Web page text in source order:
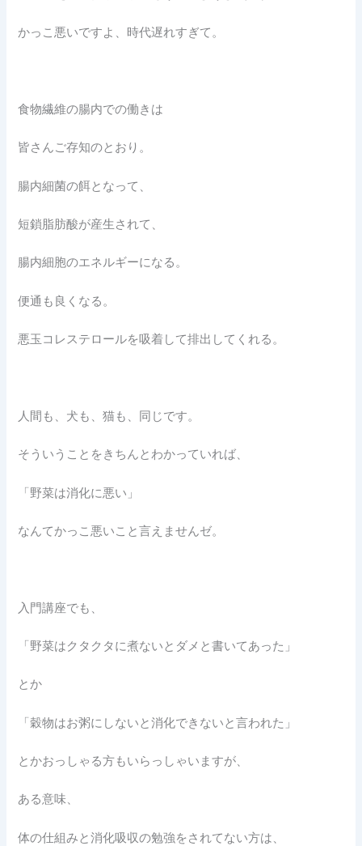
かっこ悪いですよ、時代遅れすぎて。
食物繊維の腸内での働きは
皆さんご存知のとおり。
腸内細菌の餌となって、
短鎖脂肪酸が産生されて、
腸内細胞のエネルギーになる。
便通も良くなる。
悪玉コレステロールを吸着して排出してくれる。
人間も、犬も、猫も、同じです。
そういうことをきちんとわかっていれば、
「野菜は消化に悪い」
なんてかっこ悪いこと言えませんゼ。
入門講座でも、
「野菜はクタクタに煮ないとダメと書いてあった」
とか
「穀物はお粥にしないと消化できないと言われた」
とかおっしゃる方もいらっしゃいますが、
ある意味、
体の仕組みと消化吸収の勉強をされてない方は、